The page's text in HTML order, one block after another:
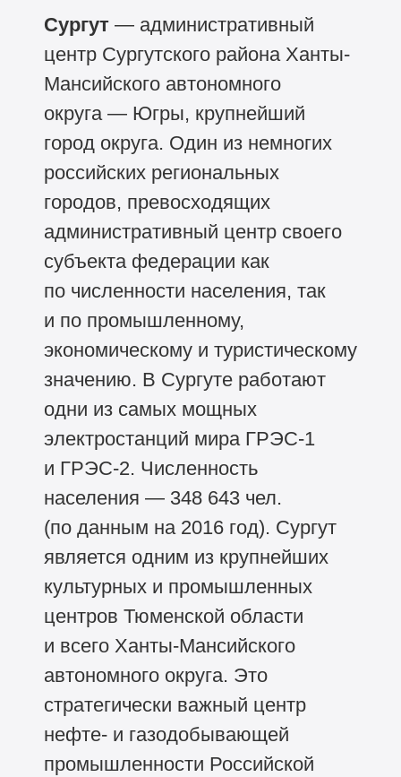
Сургут — административный
центр Сургутского района Ханты-
Мансийского автономного
округа — Югры, крупнейший
город округа. Один из немногих
российских региональных
городов, превосходящих
административный центр своего
субъекта федерации как
по численности населения, так
и по промышленному,
экономическому и туристическому
значению. В Сургуте работают
одни из самых мощных
электростанций мира ГРЭС-1
и ГРЭС-2. Численность
населения — 348 643 чел.
(по данным на 2016 год). Сургут
является одним из крупнейших
культурных и промышленных
центров Тюменской области
и всего Ханты-Мансийского
автономного округа. Это
стратегически важный центр
нефте- и газодобывающей
промышленности Российской